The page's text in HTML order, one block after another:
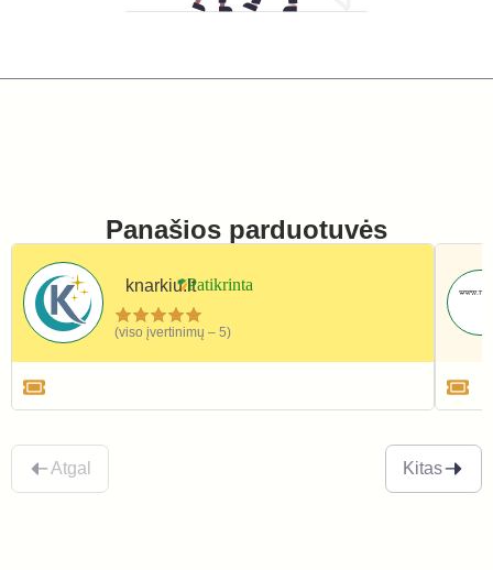
Panašios parduotuvės
knarkiu.lt
(viso įvertinimų – 5)
Atgal Kitas